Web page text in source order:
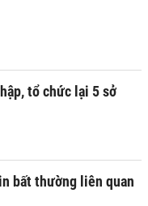
tổ chức lại 5 sở
bất thường liên quan